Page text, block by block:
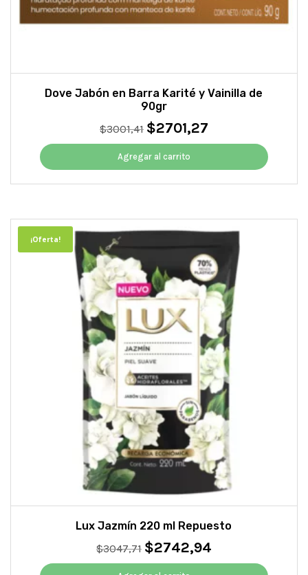
Dove Jabón en Barra Karité y Vainilla de
90gr
$3001,41 El
precio
original
era:
$3001,41.
$2701,27El
precio
es:
$2701,27.
Agregar al carrito
¡Oferta!
Lux Jazmín 220 ml Repuesto
$3047,71 El
precio
$2742,94El
precio